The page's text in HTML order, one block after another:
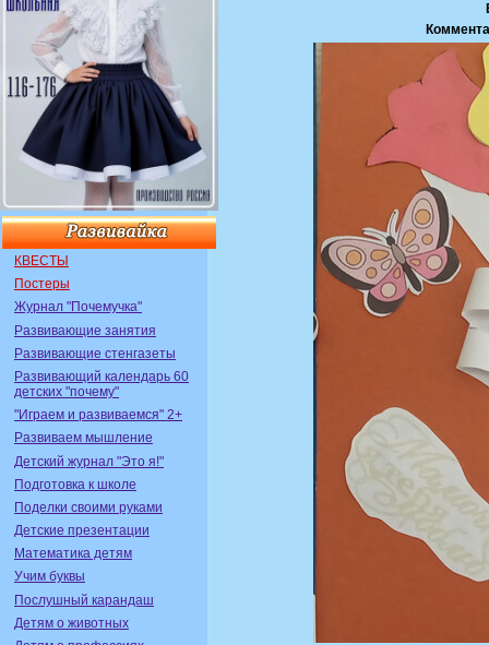
КВЕСТЫ
Постеры
Журнал "Почемучка"
Развивающие занятия
Развивающие стенгазеты
Развивающий календарь 60
детских "почему"
"Играем и развиваемся" 2+
Развиваем мышление
Детский журнал "Это я!"
Подготовка к школе
Поделки своими руками
Детские презентации
Математика детям
Учим буквы
Послушный карандаш
Детям о животных